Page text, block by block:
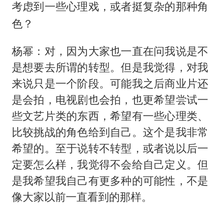
考虑到一些心理戏，或者挺复杂的那种角
色？
杨幂：对，因为大家也一直在问我说是不
是想要去所谓的转型。但是我觉得，对我
来说只是一个阶段。可能我之后商业片还
是会拍，电视剧也会拍，也更希望尝试一
些文艺片类的东西，希望有一些心理类、
比较挑战的角色给到自己。这个是我非常
希望的。至于说转不转型，或者说以后一
定要怎么样，我觉得不会给自己定义。但
是我希望我自己有更多种的可能性，不是
像大家以前一直看到的那样。